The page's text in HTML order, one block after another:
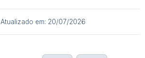
Atualizado em: 20/07/2026